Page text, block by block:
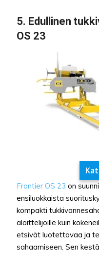
5. Edullinen
OS 23
Frontier OS 23 on
ensiluokkaista
kompakti
aloittelijoille kuin
etsivät luotettavaa ja
sahaamiseen. Sen